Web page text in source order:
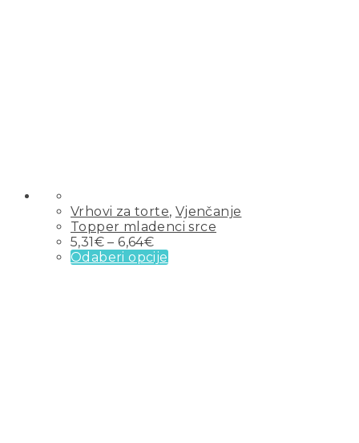
Vrhovi za torte, Vjenčanje
Topper mladenci srce
5,31€ –6,64€
Odaberi opcije